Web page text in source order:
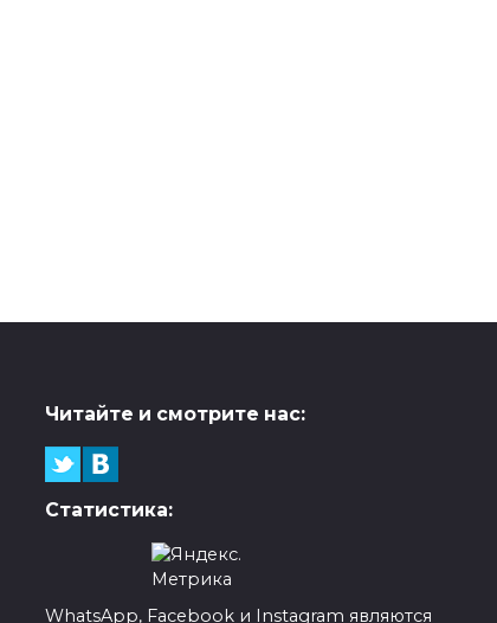
Читайте и смотрите нас:
Статистика:
WhatsApp, Facebook и Instagram являются